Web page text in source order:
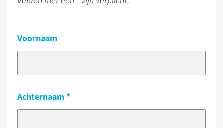
Voornaam
Achternaam